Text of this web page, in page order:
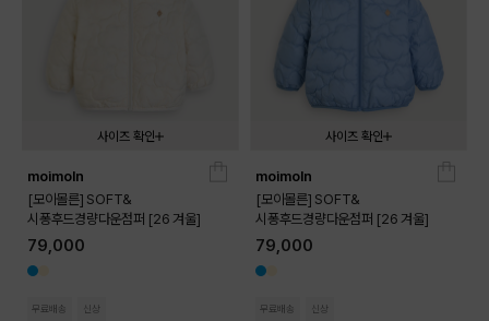
사이즈 확인
090
moimoln
[모이몰른] SOFT&
시퐁후드경량다운점퍼 [26 겨울]
79,000
무료배송 신상
사이즈 확인
090
moimoln
[모이몰른] SOFT&
시퐁후드경량다운점퍼 [26 겨울]
79,000
무료배송 신상